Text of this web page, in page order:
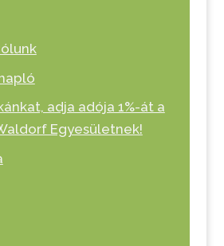
adja adója 1%-át a
Egyesületnek!